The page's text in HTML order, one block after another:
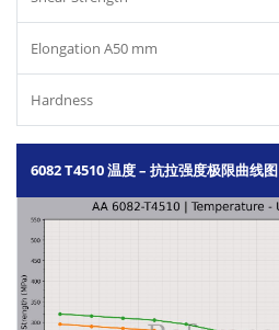
Elongation A50 mm
Hardness
6082 T4510 温度 – 抗拉强度极限曲线图